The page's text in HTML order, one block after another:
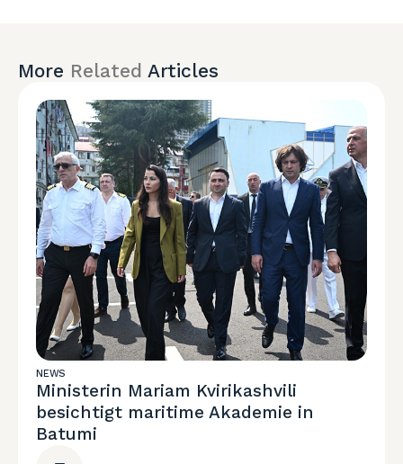
More Related Articles
NEWS
Ministerin Mariam Kvirikashvili
besichtigt maritime Akademie in
Batumi